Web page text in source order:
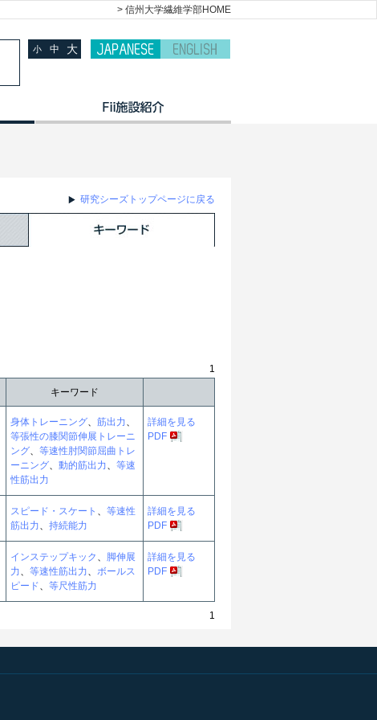
> 信州大学繊維学部HOME
小 中 大
研究シーズトップページに戻る
1
キーワード
身体トレーニング、 筋出力、
等張性の膝関節伸展トレーニ
ング、 等速性肘関節屈曲トレ
ーニング、 動的筋出力、 等速
性筋出力
詳細を見る
PDF
スピード・スケート 、 等速性
筋出力、 持続能力
詳細を見る
PDF
インステップキック 、
脚伸展
力、 等速性筋出力、 ボールス
ピード、 等尺性筋力
詳細を見る
PDF
1